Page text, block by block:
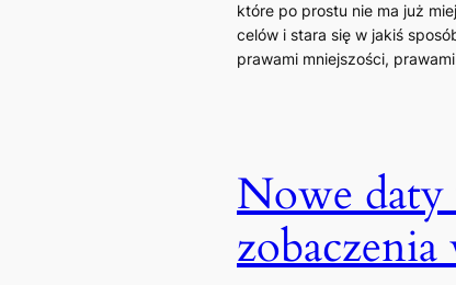
które po prostu nie ma już
celów i stara się w jakiś
prawami mniejszości,
Nowe